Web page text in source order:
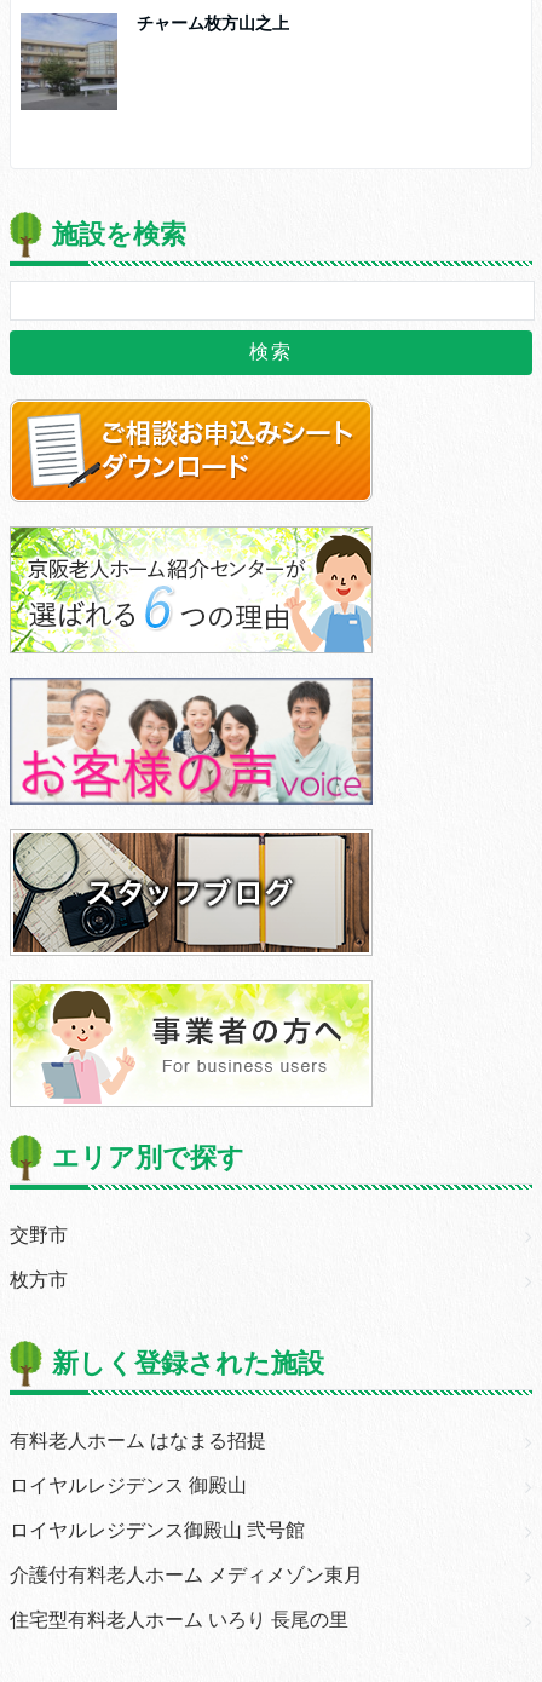
チャーム枚方山之上
施設を検索
エリア別で探す
交野市
枚方市
新しく登録された施設
有料老人ホーム はなまる招提
ロイヤルレジデンス 御殿山
ロイヤルレジデンス御殿山 弐号館
介護付有料老人ホーム メディメゾン東月
住宅型有料老人ホーム いろり 長尾の里